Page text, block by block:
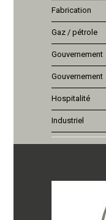
Fabrication
Gaz / pétrole
Gouvernement
Gouvernement
Hospitalité
Industriel